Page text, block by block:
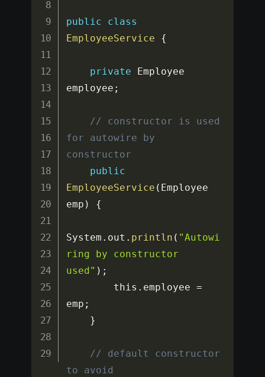
public
class
EmployeeService
{
private Employee
employee ;
// constructor is used
for autowire by
constructor
public
EmployeeService ( Employee
emp ) {
System . out . println ( "Autowi
ring by constructor
used" ) ;
        this
. employee =
emp ;
}
// default constructor
to avoid